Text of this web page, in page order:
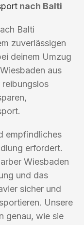
nach Balti
Balti
zuverlässigen
deinem Umzug
aus
empfindliches
erfordert.
Wiesbaden
und das
sicher und
Unsere
genau, wie sie